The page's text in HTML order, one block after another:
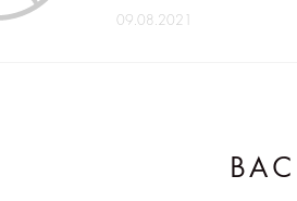
09.08.2021